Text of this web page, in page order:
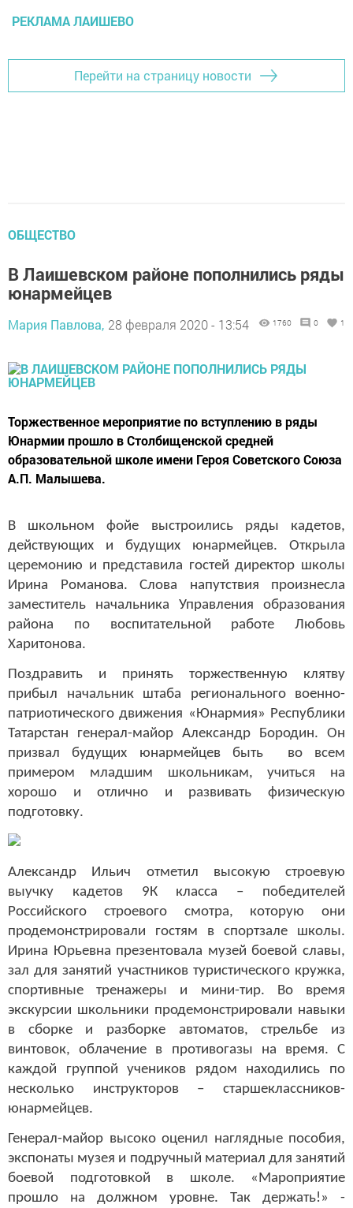
РЕКЛАМА ЛАИШЕВО
Перейти на страницу новости
ОБЩЕСТВО
В Лаишевском районе пополнились ряды
юнармейцев
Мария Павлова, 28 февраля 2020 - 13:54 1760 0 1
Торжественное мероприятие по вступлению в ряды
Юнармии прошло в Столбищенской средней
образовательной школе имени Героя Советского Союза
А.П. Малышева.
В школьном фойе выстроились ряды кадетов,
действующих и будущих юнармейцев. Открыла
церемонию и представила гостей директор школы
Ирина Романова. Слова напутствия произнесла
заместитель начальника Управления образования
района по воспитательной работе Любовь
Харитонова.
Поздравить и принять торжественную клятву
прибыл начальник штаба регионального военно-
патриотического движения «Юнармия» Республики
Татарстан генерал-майор Александр Бородин. Он
призвал будущих юнармейцев быть во всем
примером младшим школьникам, учиться на
хорошо и отлично и развивать физическую
подготовку.
Александр Ильич отметил высокую строевую
выучку кадетов 9К класса – победителей
Российского строевого смотра, которую они
продемонстрировали гостям в спортзале школы.
Ирина Юрьевна презентовала музей боевой славы,
зал для занятий участников туристического кружка,
спортивные тренажеры и мини-тир. Во время
экскурсии школьники продемонстрировали навыки
в сборке и разборке автоматов, стрельбе из
винтовок, облачение в противогазы на время. С
каждой группой учеников рядом находились по
несколько инструкторов – старшеклассников-
юнармейцев.
Генерал-майор высоко оценил наглядные пособия,
экспонаты музея и подручный материал для занятий
боевой подготовкой в школе. «Мароприятие
прошло на должном уровне. Так держать!» -